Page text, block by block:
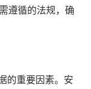
遵循的法规，确
的重要因素。安